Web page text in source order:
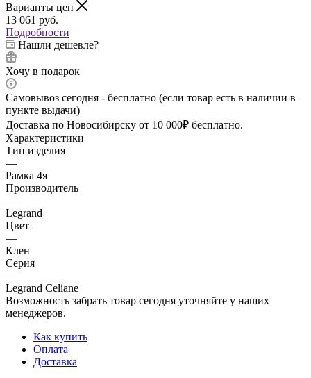
Варианты цен
13 061 руб.
Подробности
Нашли дешевле?
Хочу в подарок
Самовывоз сегодня - бесплатно (если товар есть в наличии в
пункте выдачи)
Доставка по Новосибирску от 10 000₽ бесплатно.
Характеристики
Тип изделия
—
Рамка 4я
Производитель
—
Legrand
Цвет
—
Клен
Серия
—
Legrand Celiane
Возможность забрать товар сегодня уточняйте у наших
менеджеров.
Как купить
Оплата
Доставка